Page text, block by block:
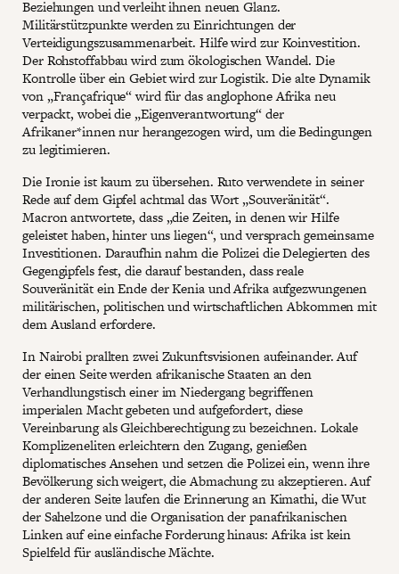
Beziehungen und verleiht ihnen neuen Glanz.
Militärstützpunkte werden zu Einrichtungen der
Verteidigungszusammenarbeit. Hilfe wird zur Koinvestition.
Der Rohstoffabbau wird zum ökologischen Wandel. Die
Kontrolle über ein Gebiet wird zur Logistik. Die alte Dynamik
von „Françafrique“ wird für das anglophone Afrika neu
verpackt, wobei die „Eigenverantwortung“ der
Afrikaner*innen nur herangezogen wird, um die Bedingungen
zu legitimieren.
Die Ironie ist kaum zu übersehen. Ruto verwendete in seiner
Rede auf dem Gipfel achtmal das Wort „Souveränität“.
Macron antwortete, dass „die Zeiten, in denen wir Hilfe
geleistet haben, hinter uns liegen“, und versprach gemeinsame
Investitionen. Daraufhin nahm die Polizei die Delegierten des
Gegengipfels fest, die darauf bestanden, dass reale
Souveränität ein Ende der Kenia und Afrika aufgezwungenen
militärischen, politischen und wirtschaftlichen Abkommen mit
dem Ausland erfordere.
In Nairobi prallten zwei Zukunftsvisionen aufeinander. Auf
der einen Seite werden afrikanische Staaten an den
Verhandlungstisch einer im Niedergang begriffenen
imperialen Macht gebeten und aufgefordert, diese
Vereinbarung als Gleichberechtigung zu bezeichnen. Lokale
Komplizeneliten erleichtern den Zugang, genießen
diplomatisches Ansehen und setzen die Polizei ein, wenn ihre
Bevölkerung sich weigert, die Abmachung zu akzeptieren. Auf
der anderen Seite laufen die Erinnerung an Kimathi, die Wut
der Sahelzone und die Organisation der panafrikanischen
Linken auf eine einfache Forderung hinaus: Afrika ist kein
Spielfeld für ausländische Mächte.